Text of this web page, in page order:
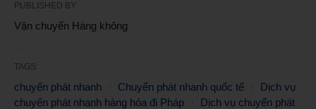
PUBLISHED BY
Vận chuyển Hàng không
TAGS:
chuyển phát nhanh Chuyển phát nhanh quốc tế
Dịch vụ
chuyển phát nhanh hàng hóa đi Pháp
Dịch vụ chuyển phát